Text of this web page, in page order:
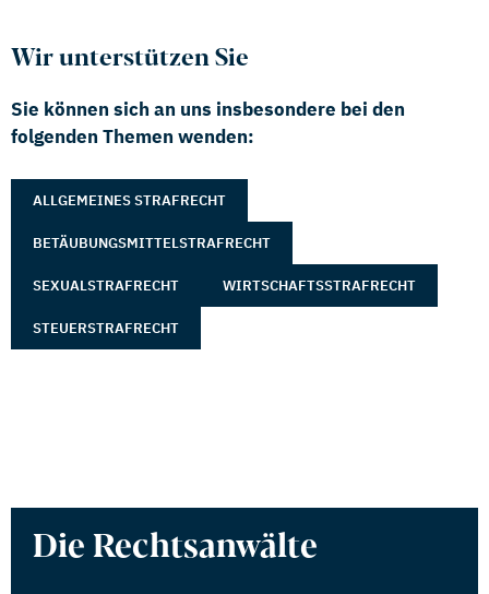
Wir unterstützen Sie
Sie können sich an uns insbesondere bei den
folgenden Themen wenden:
ALLGEMEINES STRAFRECHT
BETÄUBUNGSMITTELSTRAFRECHT
SEXUALSTRAFRECHT WIRTSCHAFTSSTRAFRECHT
STEUERSTRAFRECHT
Die Rechtsanwälte